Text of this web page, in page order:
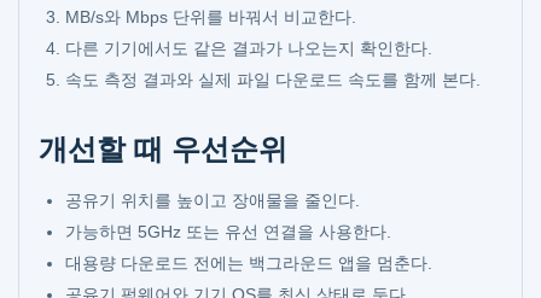
MB/s와 Mbps 단위를 바꿔서 비교한다.
다른 기기에서도 같은 결과가 나오는지 확인한다.
속도 측정 결과와 실제 파일 다운로드 속도를 함께 본다.
개선할 때 우선순위
공유기 위치를 높이고 장애물을 줄인다.
가능하면 5GHz 또는 유선 연결을 사용한다.
대용량 다운로드 전에는 백그라운드 앱을 멈춘다.